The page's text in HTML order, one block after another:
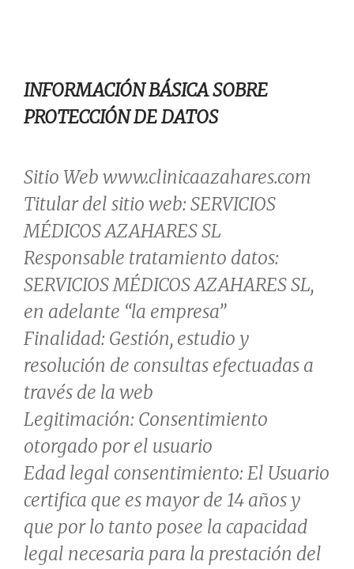
INFORMACIÓN BÁSICA SOBRE
PROTECCIÓN DE DATOS
Sitio Web www.clinicaazahares.com
Titular del sitio web: SERVICIOS
MÉDICOS AZAHARES SL
Responsable tratamiento datos:
SERVICIOS MÉDICOS AZAHARES SL,
en adelante “la empresa”
Finalidad: Gestión, estudio y
resolución de consultas efectuadas a
través de la web
Legitimación: Consentimiento
otorgado por el usuario
Edad legal consentimiento: El Usuario
certifica que es mayor de 14 años y
que por lo tanto posee la capacidad
legal necesaria para la prestación del